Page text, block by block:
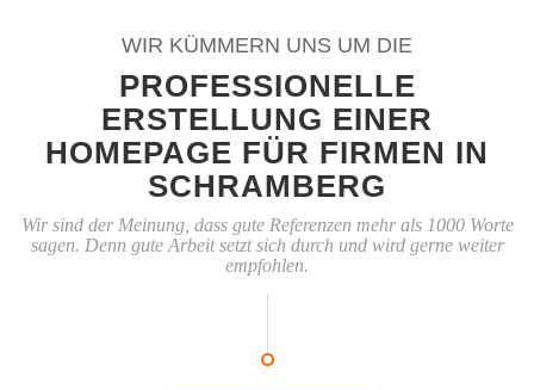
WIR KÜMMERN UNS UM DIE
PROFESSIONELLE
ERSTELLUNG EINER
HOMEPAGE FÜR FIRMEN IN
SCHRAMBERG
Wir sind der Meinung, dass gute Referenzen mehr als 1000 Worte
sagen. Denn gute Arbeit setzt sich durch und wird gerne weiter
empfohlen.